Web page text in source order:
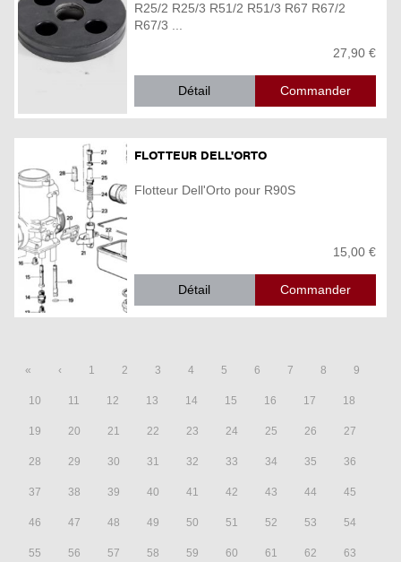
R25/2 R25/3 R51/2 R51/3 R67 R67/2
R67/3 ...
27,90 €
Détail
FLOTTEUR DELL'ORTO
Flotteur Dell'Orto pour R90S
15,00 €
Détail
« ‹ 1 2 3 4 5 6 7 8 9
10 11 12 13 14 15 16 17 18
19 20 21 22 23 24 25 26 27
28 29 30 31 32 33 34 35 36
37 38 39 40 41 42 43 44 45
46 47 48 49 50 51 52 53 54
55 56 57 58 59 60 61 62 63